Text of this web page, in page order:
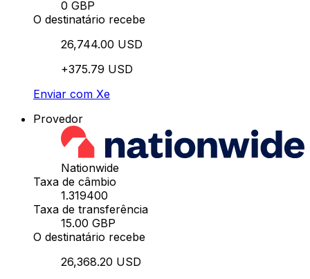
0 GBP
O destinatário recebe
26,744.00 USD
+375.79 USD
Enviar com Xe
Provedor
Nationwide
Taxa de câmbio
1.319400
Taxa de transferência
15.00 GBP
O destinatário recebe
26,368.20 USD